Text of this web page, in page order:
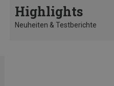
Highlights
Neuheiten & Testberichte